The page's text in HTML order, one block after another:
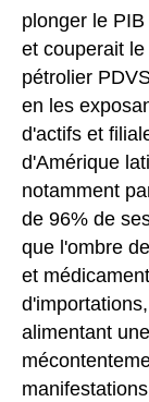
plonger le
et couperait
pétrolier
en les
d'actifs et
d'Amérique
notamment
de 96% de
que l'ombre
et
alimentant